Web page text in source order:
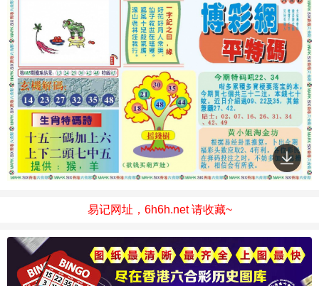
易记网址，6h6h.net 请收藏~